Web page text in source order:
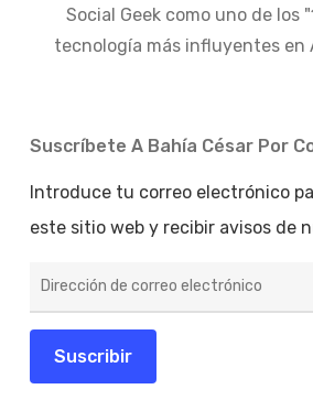
Social Geek como uno de los
tecnología más influyentes en
Suscríbete A Bahía César Por
Introduce tu correo electrónico
este sitio web y recibir avisos de
de
electrónico
Suscribir